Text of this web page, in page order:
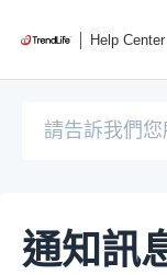
Help Center
通知訊